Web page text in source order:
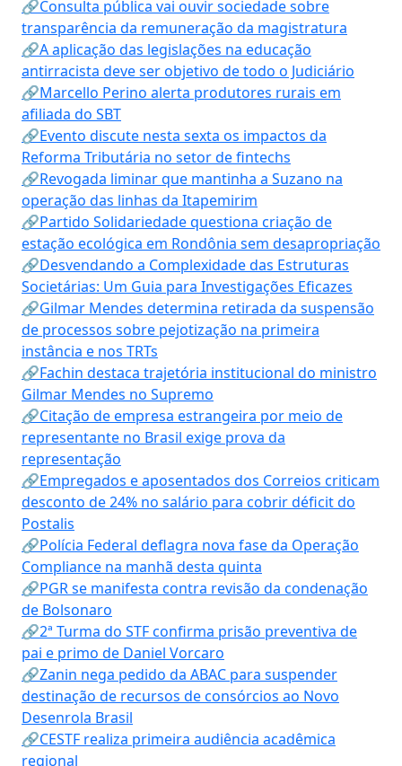
🔗Consulta pública vai ouvir sociedade sobre
transparência da remuneração da magistratura
🔗A aplicação das legislações na educação
antirracista deve ser objetivo de todo o Judiciário
🔗Marcello Perino alerta produtores rurais em
afiliada do SBT
🔗Evento discute nesta sexta os impactos da
Reforma Tributária no setor de fintechs
🔗Revogada liminar que mantinha a Suzano na
operação das linhas da Itapemirim
🔗Partido Solidariedade questiona criação de
estação ecológica em Rondônia sem desapropriação
🔗Desvendando a Complexidade das Estruturas
Societárias: Um Guia para Investigações Eficazes
🔗Gilmar Mendes determina retirada da suspensão
de processos sobre pejotização na primeira
instância e nos TRTs
🔗Fachin destaca trajetória institucional do ministro
Gilmar Mendes no Supremo
🔗Citação de empresa estrangeira por meio de
representante no Brasil exige prova da
representação
🔗Empregados e aposentados dos Correios criticam
desconto de 24% no salário para cobrir déficit do
Postalis
🔗Polícia Federal deflagra nova fase da Operação
Compliance na manhã desta quinta
🔗PGR se manifesta contra revisão da condenação
de Bolsonaro
🔗2ª Turma do STF confirma prisão preventiva de
pai e primo de Daniel Vorcaro
🔗Zanin nega pedido da ABAC para suspender
destinação de recursos de consórcios ao Novo
Desenrola Brasil
🔗CESTF realiza primeira audiência acadêmica
regional